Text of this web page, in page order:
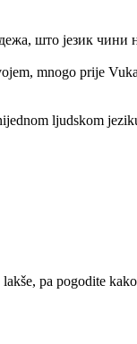
што језик чини
mnogo prije
ljudskom
pa pogodite